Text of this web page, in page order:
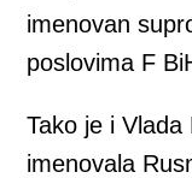
imenovan
poslovima F
Tako je i
imenovala